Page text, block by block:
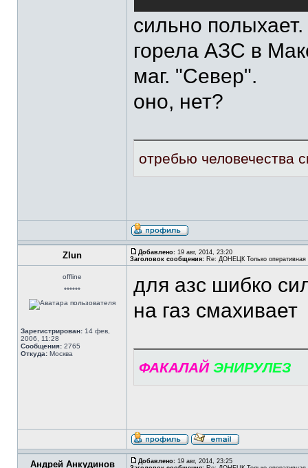
сильно полыхает.
горела АЗС в
маг. "Север".
оно, нет?
отребью человечества
Zlun Добавлено: 19 авг, 2014, 23:20
Заголовок сообщения: Re: ДОНЕЦК Только оперативная
offline
******
Зарегистрирован: 14 фев,
2006, 11:28
Сообщения: 2765
Откуда: Москва
для азс шибко
на газ смахивает
ФАКАЛАЙ ЭНИРУЛЕЗ
Андрей Анкудинов Добавлено: 19 авг, 2014, 23:25